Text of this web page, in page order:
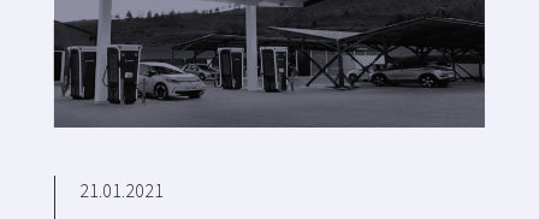
21.01.2021